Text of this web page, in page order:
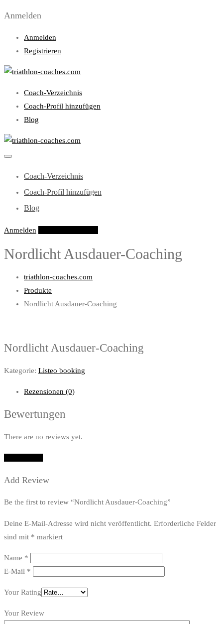
Anmelden
Anmelden
Registrieren
Coach-Verzeichnis
Coach-Profil hinzufügen
Blog
Coach-Verzeichnis
Coach-Profil hinzufügen
Blog
Anmelden
Nordlicht Ausdauer-Coaching
triathlon-coaches.com
Produkte
Nordlicht Ausdauer-Coaching
Nordlicht Ausdauer-Coaching
Kategorie: Listeo booking
Rezensionen (0)
Bewertungen
There are no reviews yet.
Add Review
Be the first to review “Nordlicht Ausdauer-Coaching”
Deine E-Mail-Adresse wird nicht veröffentlicht. Erforderliche Felder
sind mit * markiert
Name *
E-Mail *
Your Rating
Your Review